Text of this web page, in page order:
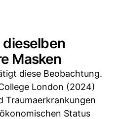
dieselben
Masken
diese Beobachtung.
London (2024)
Traumaerkrankungen
Status